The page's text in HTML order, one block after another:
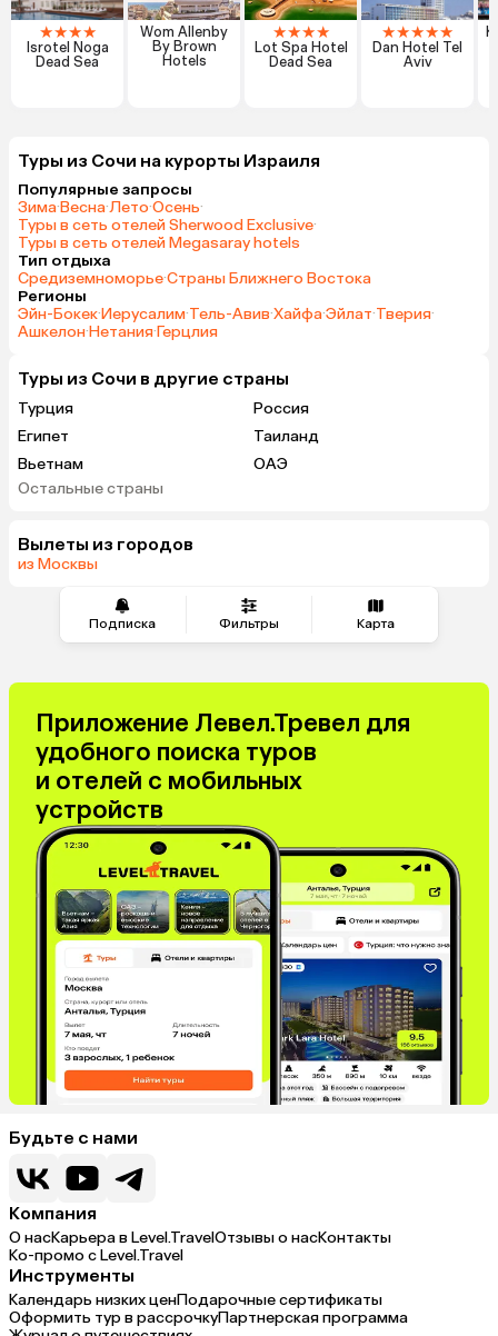
Подписка Фильтры Карта
★★★★
Isrotel Noga
Dead Sea
Wom Allenby
By Brown
Hotels
★★★★
Lot Spa Hotel
Dead Sea
★★★★★
Dan Hotel Tel
Aviv
Туры из Сочи на курорты Израиля
Популярные запросы
Зима·Весна·Лето·Осень·
Туры в сеть отелей Sherwood Exclusive·
Туры в сеть отелей Megasaray hotels
Тип отдыха
Средиземноморье·Страны Ближнего Востока
Регионы
Эйн-Бокек·Иерусалим·Тель-Авив·Хайфа·Эйлат·Тверия·
Ашкелон·Нетания·Герцлия
Туры из Сочи в другие страны
Турция
Россия
Египет
Таиланд
Вьетнам
ОАЭ
Беларусь
Гонконг
Остальные страны
Вылеты из городов
из Москвы
Приложение Левел.Тревел для
удобного поиска туров
и отелей с мобильных
устройств
Будьте с нами
Компания
О насКарьера в Level.TravelОтзывы о насКонтакты
Ко-промо с Level.Travel
Инструменты
Календарь низких ценПодарочные сертификаты
Оформить тур в рассрочкуПартнерская программа